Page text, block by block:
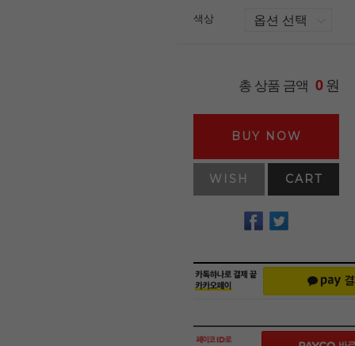
색상
총 상품 금액 0원
BUY NOW
WISH CART